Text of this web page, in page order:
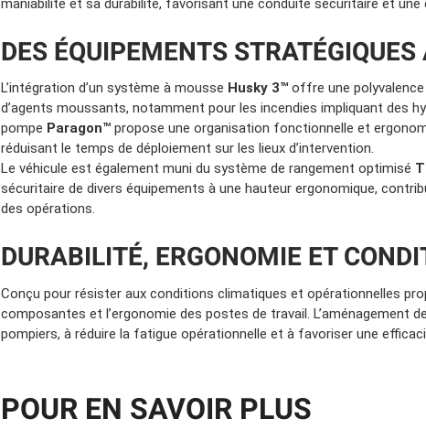
maniabilité et sa durabilité, favorisant une conduite sécuritaire et
DES ÉQUIPEMENTS
L’intégration d’un système à mousse Husky 3™offre une polyvalence
d’agents moussants, notamment pour les incendies impliquant des
pompe Paragon™propose une organisation fonctionnelle et
réduisant le temps de déploiement sur les lieux d’intervention.
Le véhicule est également muni du système de rangement optimisé
sécuritaire de divers équipements à une hauteur ergonomique,
des opérations.
DURABILITÉ, ERGONOMIE ET
Conçu pour résister aux conditions climatiques et opérationnelles
composantes et l’ergonomie des postes de travail. L’aménagement
pompiers, à réduire la fatigue opérationnelle et à favoriser une
POUR EN SAVOIR PLUS